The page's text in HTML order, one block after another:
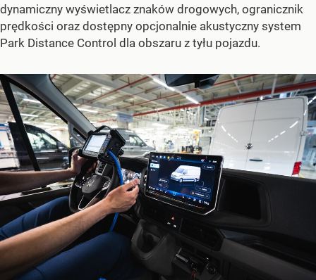
dynamiczny wyświetlacz znaków drogowych, ogranicznik
prędkości oraz dostępny opcjonalnie akustyczny system
Park Distance Control dla obszaru z tyłu pojazdu.